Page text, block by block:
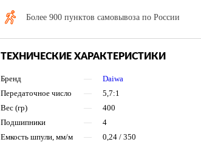
Более 900 пунктов самовывоза по России
ТЕХНИЧЕСКИЕ ХАРАКТЕРИСТИКИ
Бренд —
Daiwa
Передаточное число
—
5,7:1
Вес (гр)
—
400
Подшипники
—
4
Емкость шпули, мм/м
—
0,24 / 350